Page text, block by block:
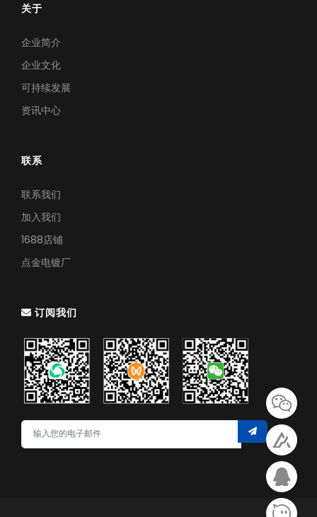
关于
企业简介
企业文化
可持续发展
资讯中心
联系
联系我们
加入我们
1688店铺
点金电镀厂
订阅我们